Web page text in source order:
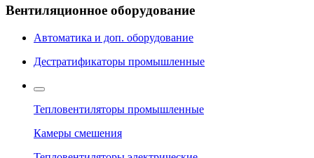
Вентиляционное оборудование
Автоматика и доп. оборудование
Дестратификаторы промышленные
Тепловентиляторы промышленные
Камеры смешения